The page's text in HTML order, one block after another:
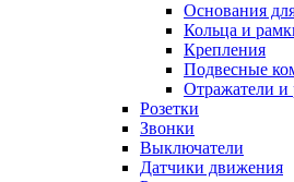
Основания
Кольца и
Крепления
Подвесные
Отражатели и
Розетки
Звонки
Выключатели
Датчики движения